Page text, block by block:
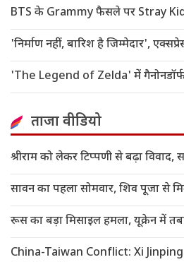
BTS के Grammy फैसले पर Stray
'निर्माण नहीं, बारिश है जिम्मेदार',
'The Legend of Zelda' में
ताजा वीडियो
श्रीराम को लेकर टिप्पणी से बढ़ा विवाद,
सावन का पहला सोमवार, शिव पूजा से
रूस का बड़ा मिसाइल हमला, यूक्रेन में
China-Taiwan Conflict: Xi Jinping